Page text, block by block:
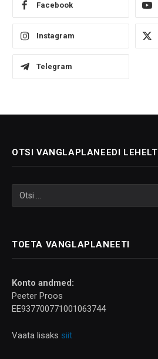
Facebook
Instagram
Telegram
OTSI VANGLAPLANEEDI LEHELT
TOETA VANGLAPLANEETI
Konto andmed:
Peeter Proos
EE937700771001063744
Vaata lisaks siit